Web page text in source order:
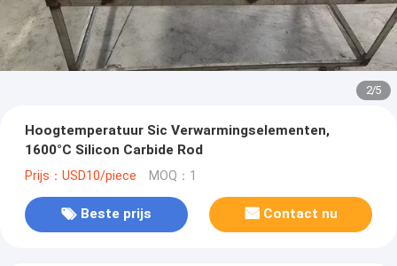
2/5
Hoogtemperatuur Sic Verwarmingselementen,
1600°C Silicon Carbide Rod
Prijs：USD10/piece MOQ：1
Beste prijs Contact nu